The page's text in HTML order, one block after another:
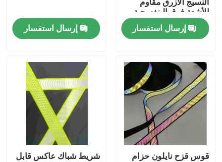
اتصل بنا
أخبار
جميع القضايا
طلب اقتباس
نسيج عاكس
النسيج الأزرق مقاوم
للأشعة فوق البنفسجية
إرسال استفسار
إرسال استفسار
قوس قزح نايلون حزام
شريط شباك عاكس قابل